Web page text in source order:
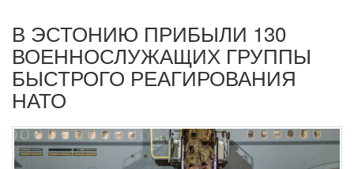
В ЭСТОНИЮ ПРИБЫЛИ 130
ВОЕННОСЛУЖАЩИХ ГРУППЫ
БЫСТРОГО РЕАГИРОВАНИЯ
НАТО